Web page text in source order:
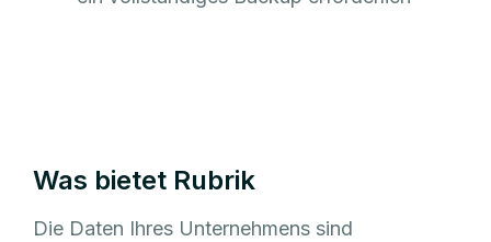
Was bietet Rubrik
Die Daten Ihres Unternehmens sind